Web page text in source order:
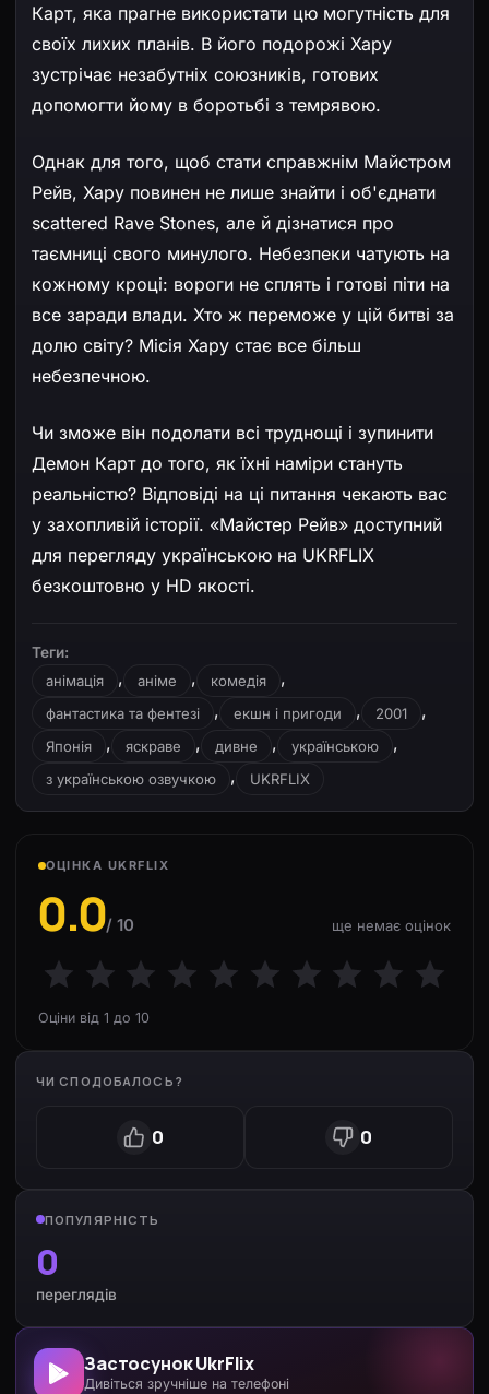
Карт, яка прагне використати цю могутність для
своїх лихих планів. В його подорожі Хару
зустрічає незабутніх союзників, готових
допомогти йому в боротьбі з темрявою.
Однак для того, щоб стати справжнім Майстром
Рейв, Хару повинен не лише знайти і об'єднати
scattered Rave Stones, але й дізнатися про
таємниці свого минулого. Небезпеки чатують на
кожному кроці: вороги не сплять і готові піти на
все заради влади. Хто ж переможе у цій битві за
долю світу? Місія Хару стає все більш
небезпечною.
Чи зможе він подолати всі труднощі і зупинити
Демон Карт до того, як їхні наміри стануть
реальністю? Відповіді на ці питання чекають вас
у захопливій історії. «Майстер Рейв» доступний
для перегляду українською на UKRFLIX
безкоштовно у HD якості.
Теги:
анімація
, аніме , комедія ,
фантастика та фентезі , екшн і пригоди , 2001 ,
Японія , яскраве , дивне , українською ,
з українською озвучкою , UKRFLIX
ОЦІНКА UKRFLIX
0.0/ 10 ще немає оцінок
Оціни від 1 до 10
ЧИ СПОДОБАЛОСЬ?
0 0
ПОПУЛЯРНІСТЬ
0
переглядів
Застосунок UkrFlix
Дивіться зручніше на телефоні